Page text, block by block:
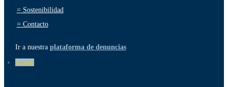
=Sostenibilidad
=Contacto
Ir a nuestra plataforma de denuncias
Seguir